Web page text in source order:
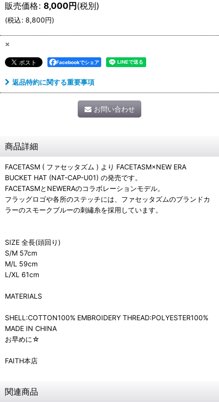
販売価格: 8,000円(税別)
(税込: 8,800円)
×
Facebookでシェア
返品特約に関する重要事項
お問い合わせ
商品詳細
FACETASM ( ファセッタズム ) より FACETASM×NEW ERA
BUCKET HAT (NAT-CAP-U01) の発売です。
FACETASMとNEWERAのコラボレーションモデル。
フラッグロゴや各所のステッチには、ファセッタズムのブランドカ
ラーのスモークブルーの刺繡糸を採用しています。
SIZE 全長(頭回り)
S/M 57cm
M/L 59cm
L/XL 61cm
MATERIALS
SHELL:COTTON100% EMBROIDERY THREAD:POLYESTER100%
MADE IN CHINA
お早めに☆
FAITH本店
関連商品